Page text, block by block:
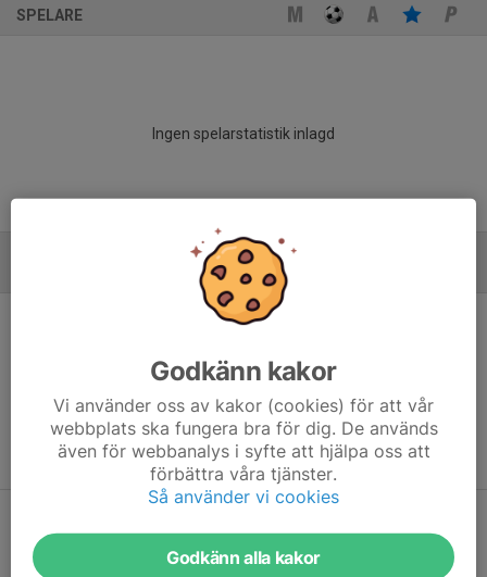
SPELARE
Ingen spelarstatistik inlagd
Godkänn kakor
Vi använder oss av kakor (cookies) för att vår
webbplats ska fungera bra för dig. De används
även för webbanalys i syfte att hjälpa oss att
förbättra våra tjänster.
Så använder vi cookies
Godkänn alla kakor